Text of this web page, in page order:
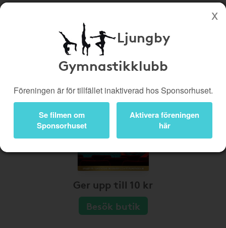
Köp genom denna sida stöttar Ljungby Gymnastikklubb
Butiker
Biobiljetter
Bli medlem
Logga in
Ljungby
Gymnastikklubb
Föreningen är för tillfället inaktiverad hos Sponsorhuset.
Se filmen om
Sponsorhuset
Aktivera föreningen
här
Ger upp till 10 kr
Besök butik